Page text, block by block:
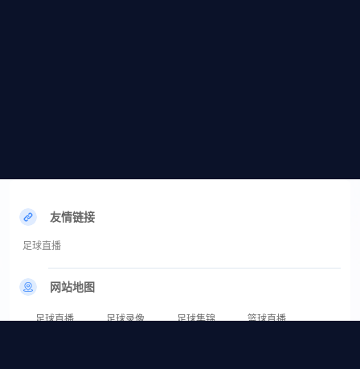
友情链接
足球直播
网站地图
足球直播 足球录像 足球集锦 篮球直播